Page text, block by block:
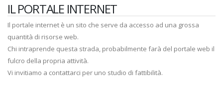
IL PORTALE INTERNET
Il portale internet è un sito che serve da accesso ad una grossa
quantità di risorse web.
Chi intraprende questa strada, probabilmente farà del portale web il
fulcro della propria attività.
Vi invitiamo a contattarci per uno studio di fattibilità.